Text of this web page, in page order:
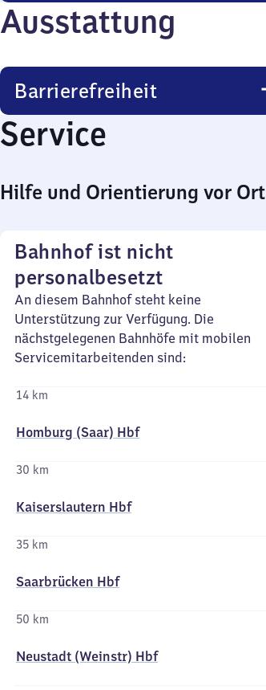
Ausstattung
Barrierefreiheit
Service
Hilfe und Orientierung vor Ort
Bahnhof ist nicht
personalbesetzt
An diesem Bahnhof steht keine
Unterstützung zur Verfügung. Die
nächstgelegenen Bahnhöfe mit mobilen
Servicemitarbeitenden sind:
14 km
Homburg (Saar) Hbf
30 km
Kaiserslautern Hbf
35 km
Saarbrücken Hbf
50 km
Neustadt (Weinstr) Hbf